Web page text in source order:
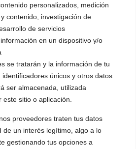
personalizados, medición
contenido, investigación de
de servicios
en un dispositivo y/o
se tratarán y la información de tu
únicos y otros datos
ser almacenada, utilizada
sitio o aplicación.
proveedores traten tus datos
de un interés legítimo, algo a lo
gestionando tus opciones a
la voz
la voz
CITAS